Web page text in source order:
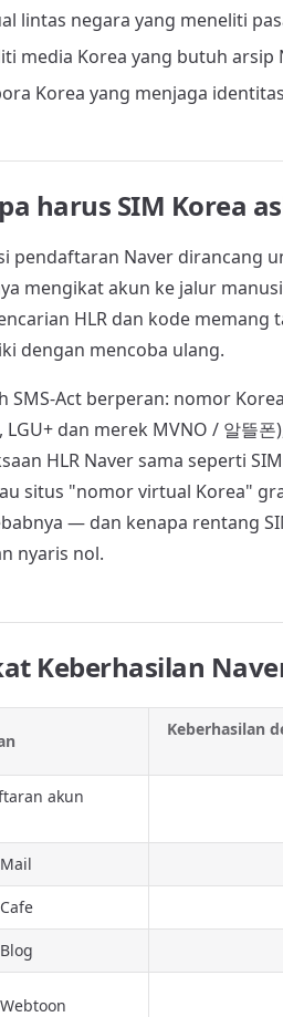
lintas negara yang meneliti
media Korea yang butuh arsip
Korea yang menjaga
harus SIM Korea
pendaftaran Naver dirancang
mengikat akun ke jalur
HLR dan kode
dengan mencoba ulang.
SMS-Act berperan: nomor
LGU+ dan merek MVNO / 알뜰
HLR Naver sama seperti
situs "nomor virtual Korea"
— dan kenapa rentang
nyaris nol.
Keberhasilan
Keberhasilan
akun